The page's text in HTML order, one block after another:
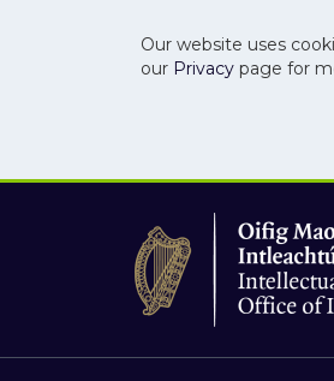
Our website uses
our Privacy page for
Skip to main content